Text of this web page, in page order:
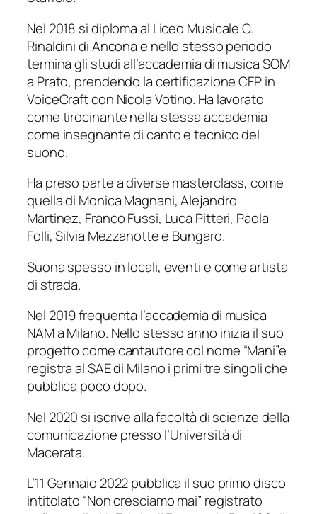
Nel 2018 si diploma al Liceo Musicale C.
Rinaldini di Ancona e nello stesso periodo
termina gli studi all’accademia di musica SOM
a Prato, prendendo la certificazione CFP in
VoiceCraft con Nicola Votino. Ha lavorato
come tirocinante nella stessa accademia
come insegnante di canto e tecnico del
suono.
Ha preso parte a diverse masterclass, come
quella di Monica Magnani, Alejandro
Martinez, Franco Fussi, Luca Pitteri, Paola
Folli, Silvia Mezzanotte e Bungaro.
Suona spesso in locali, eventi e come artista
di strada.
Nel 2019 frequenta l’accademia di musica
NAM a Milano. Nello stesso anno inizia il suo
progetto come cantautore col nome “Mani”e
registra al SAE di Milano i primi tre singoli che
pubblica poco dopo.
Nel 2020 si iscrive alla facoltà di scienze della
comunicazione presso l’Università di
Macerata.
L’11 Gennaio 2022 pubblica il suo primo disco
intitolato “Non cresciamo mai” registrato